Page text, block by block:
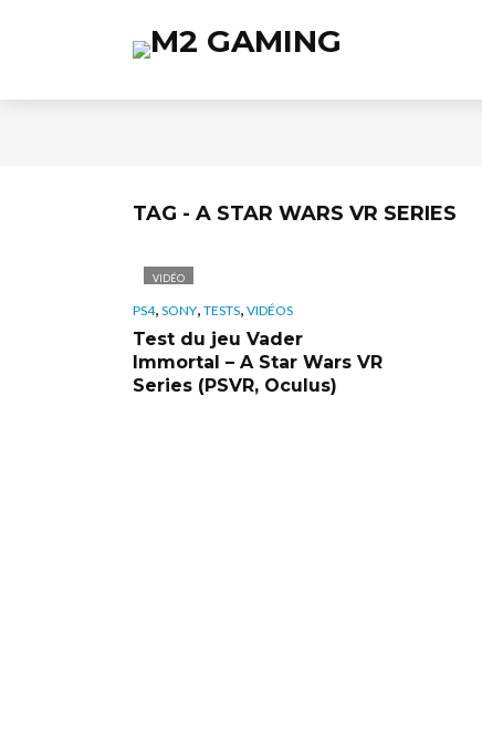
TAG - A STAR WARS VR SERIES
VIDÉO
PS4, SONY, TESTS, VIDÉOS
Test du jeu Vader
Immortal – A Star Wars VR
Series (PSVR, Oculus)